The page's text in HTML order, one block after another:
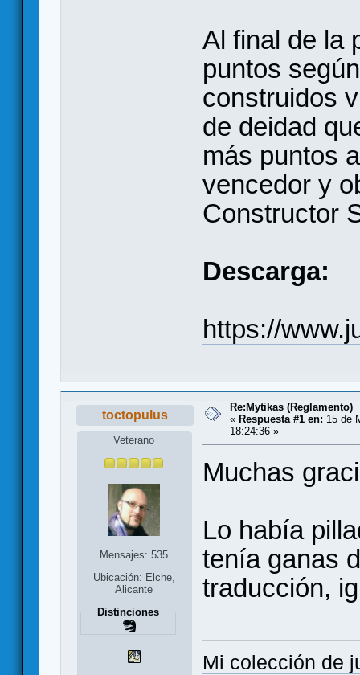
Al final de la
puntos
construidos
de deidad
más puntos
vencedor y
Constructor
Descarga:
https://
toctopulus
Veterano
Mensajes: 535
Ubicación: Elche,
Alicante
Distinciones
Re:Mytikas (Reglamento)
« Respuesta #1 en: 15 de
18:24:36 »
Muchas
Lo había
tenía ganas
traducción,
Mi colección de